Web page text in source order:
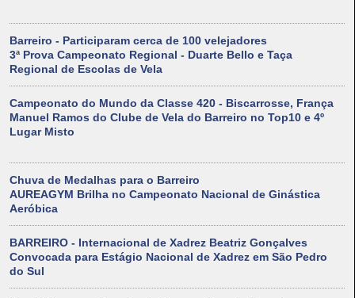
Barreiro - Participaram cerca de 100 velejadores
3ª Prova Campeonato Regional - Duarte Bello e Taça
Regional de Escolas de Vela
Campeonato do Mundo da Classe 420 - Biscarrosse, França
Manuel Ramos do Clube de Vela do Barreiro no Top10 e 4º
Lugar Misto
Chuva de Medalhas para o Barreiro
AUREAGYM Brilha no Campeonato Nacional de Ginástica
Aeróbica
BARREIRO - Internacional de Xadrez Beatriz Gonçalves
Convocada para Estágio Nacional de Xadrez em São Pedro
do Sul